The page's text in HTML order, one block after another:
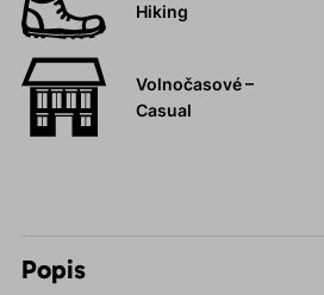
Hiking
Volnočasové –
Casual
Popis